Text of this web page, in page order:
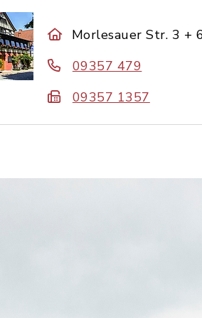
Morlesauer Str. 3 +
09357 479
09357 1357